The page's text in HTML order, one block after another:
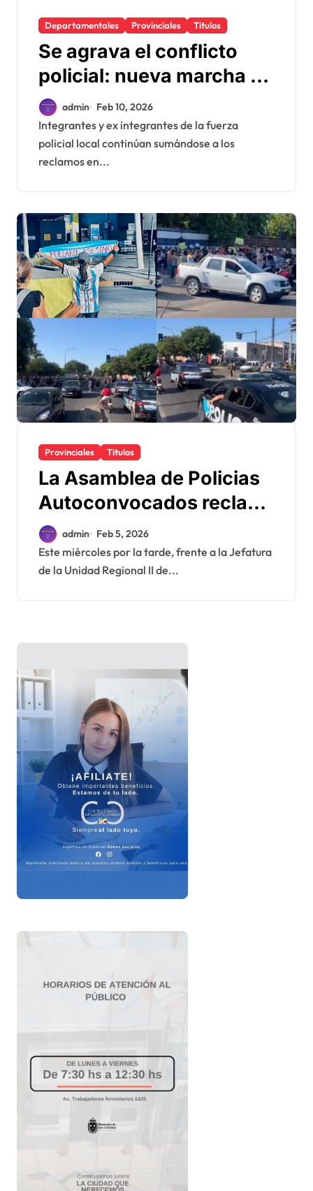
Departamentales Provinciales Titulos
Se agrava el conflicto
policial: nueva marcha en
la ciudad y silencio de los
representantes
provinciales
admin Feb 10, 2026
Integrantes y ex integrantes de la fuerza
policial local continúan sumándose a los
reclamos en...
Provinciales Titulos
La Asamblea de Policias
Autoconvocados reclam
ó al gobernador por
salarios, salud mental y
condiciones laborales.
admin Feb 5, 2026
Este miércoles por la tarde, frente a la Jefatura
de la Unidad Regional II de...